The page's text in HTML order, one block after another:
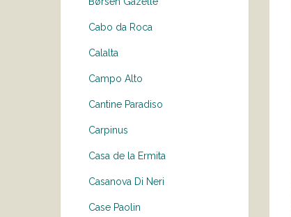
Cabo da Roca
Calalta
Campo Alto
Cantine Paradiso
Carpinus
Casa de la Ermita
Casanova Di Neri
Case Paolin